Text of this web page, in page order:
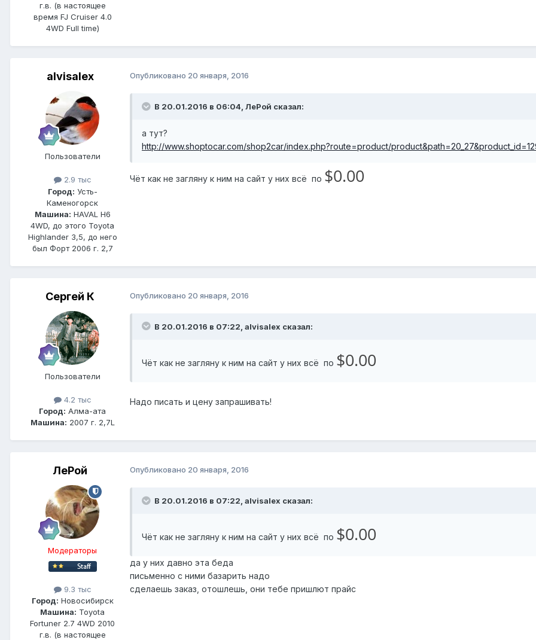
г.в. (в настоящее
время FJ Cruiser 4.0
4WD Full time)
alvisalex
Пользователи
2.9 тыс
Город: Усть-
Каменогорск
Машина: HAVAL H6
4WD, до этого Toyota
Highlander 3,5, до него
был Форт 2006 г. 2,7
Опубликовано 20 января, 2016
В 20.01.2016 в 06:04, ЛеРой сказал:
а тут?
http://www.shoptocar.com/shop2car/index.php?route=product/
Чёт как не загляну к ним на сайт у них всё по $0.00
Сергей К
Пользователи
4.2 тыс
Город: Алма-ата
Машина: 2007 г. 2,7L
Опубликовано 20 января, 2016
В 20.01.2016 в 07:22, alvisalex сказал:
Чёт как не загляну к ним на сайт у них всё по $0.00
Надо писать и цену запрашивать!
ЛеРой
Модераторы
9.3 тыс
Город: Новосибирск
Машина: Toyota
Fortuner 2.7 4WD 2010
г.в. (в настоящее
Опубликовано 20 января, 2016
В 20.01.2016 в 07:22, alvisalex сказал:
Чёт как не загляну к ним на сайт у них всё по $0.00
да у них давно эта беда
письменно с ними базарить надо
сделаешь заказ, отошлешь, они тебе пришлют прайс